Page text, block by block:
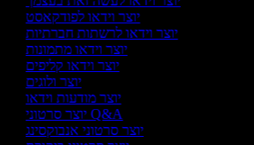
יוצר וידאו לפודקאסט
יוצר וידאו לרשתות חברתיות
יוצר וידאו מתמונות
יוצר וידאו קליפים
יוצר ולוגים
יוצר מודעות וידאו
יוצר סרטוני Q&A
יוצר סרטוני אנבוקסינג